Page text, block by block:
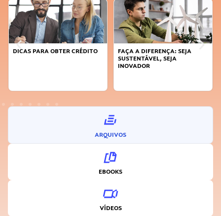
DICAS PARA OBTER CRÉDITO
FAÇA A DIFERENÇA: SEJA
SUSTENTÁVEL, SEJA
INOVADOR
ARQUIVOS
EBOOKS
VÍDEOS